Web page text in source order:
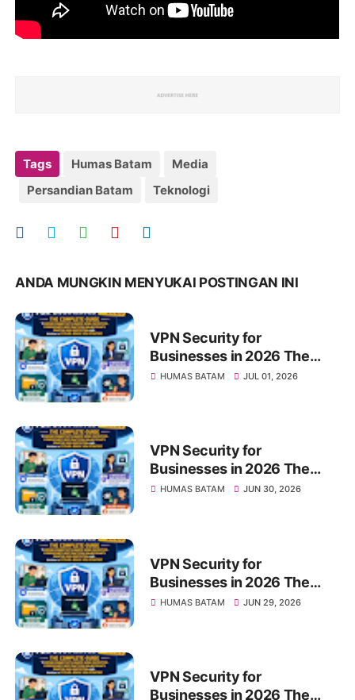
Tags Humas Batam
Media
Persandian Batam
Teknologi
ANDA MUNGKIN MENYUKAI POSTINGAN INI
VPN Security for
Businesses in 2026 The
Complete Guide to Secure
Privacy, Sensitive Data
Protection, and Building a
Future-Ready VPN Strategy
HUMAS BATAM JUL 01, 2026
VPN Security for
Businesses in 2026 The
Complete Guide to Secure
Privacy, Sensitive Data
Protection, and Building a
Future-Ready VPN Strategy
HUMAS BATAM JUN 30, 2026
VPN Security for
Businesses in 2026 The
Complete Guide to Secure
Privacy, Sensitive Data
Protection, and Building a
HUMAS BATAM JUN 29, 2026
VPN Security for
Businesses in 2026 The